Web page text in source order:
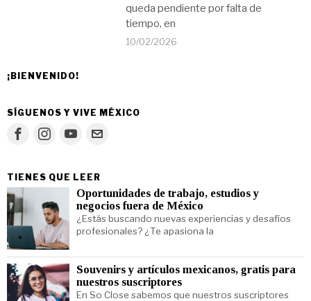
queda pendiente por falta de
tiempo, en
10/02/2026
¡BIENVENIDO!
SÍGUENOS Y VIVE MÉXICO
TIENES QUE LEER
Oportunidades de trabajo, estudios y
negocios fuera de México
¿Estás buscando nuevas experiencias y desafíos
profesionales? ¿Te apasiona la
Souvenirs y artículos mexicanos, gratis para
nuestros suscriptores
En So Close sabemos que nuestros suscriptores